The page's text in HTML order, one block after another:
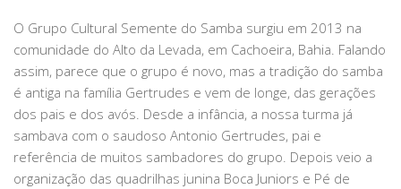
O Grupo Cultural Semente do Samba surgiu em 2013 na
comunidade do Alto da Levada, em Cachoeira, Bahia. Falando
assim, parece que o grupo é novo, mas a tradição do samba
é antiga na família Gertrudes e vem de longe, das gerações
dos pais e dos avós. Desde a infância, a nossa turma já
sambava com o saudoso Antonio Gertrudes, pai e
referência de muitos sambadores do grupo. Depois veio a
organização das quadrilhas junina Boca Juniors e Pé de